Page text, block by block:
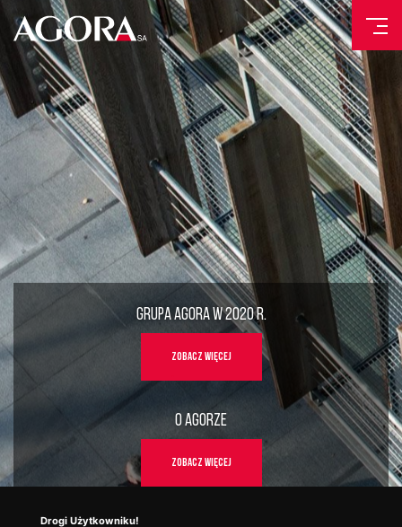
GRUPA AGORAW 2020 R.
ZOBACZ WIĘCEJ
O AGORZE
ZOBACZ WIĘCEJ
Drogi Użytkowniku!